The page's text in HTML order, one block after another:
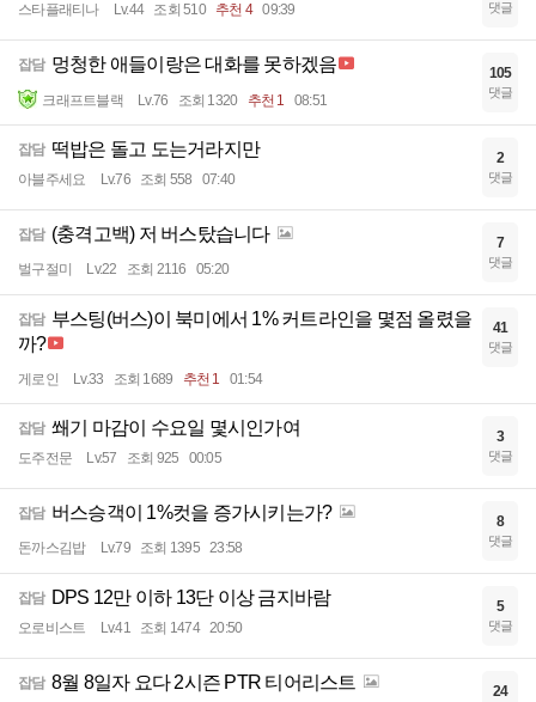
스타플래티나 Lv.44 조회 510 추천 4 09:39 댓글
잡담 멍청한 애들이랑은 대화를 못하겠음
크래프트블랙 Lv.76 조회 1320 추천 1 08:51
105
댓글
잡담 떡밥은 돌고 도는거라지만
아블주세요 Lv.76 조회 558 07:40
2
댓글
잡담 (충격고백) 저 버스탔습니다
벌구절미 Lv.22 조회 2116 05:20
7
댓글
잡담 부스팅(버스)이 북미에서 1% 커트라인을 몇점 올렸을
까?
게로인 Lv.33 조회 1689 추천 1 01:54
41
댓글
잡담 쐐기 마감이 수요일 몇시인가여
도주전문 Lv.57 조회 925 00:05
3
댓글
잡담 버스승객이 1%컷을 증가시키는가?
돈까스김밥 Lv.79 조회 1395 23:58
8
댓글
잡담 DPS 12만 이하 13단 이상 금지바람
오로비스트 Lv.41 조회 1474 20:50
5
댓글
잡담 8월 8일자 요다 2시즌 PTR 티어리스트 24